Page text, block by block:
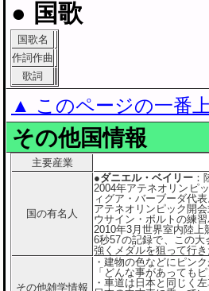
● 国歌
国歌名
作詞作曲
歌詞
▲ このページの一番
その他国情報
主要産業
国の有名人
●ダニエル・ベイリー
2004年アテネオリンピ
ィグア・バーブーダ代
アテネオリンピック開
ウサイン・ボルトの練
2010年3月世界室内陸
6秒57の記録で、この
強くメダルを狙って行
その他雑学情報
・建物の色などにピン
「どんな事があっても
・車道は日本と同じく